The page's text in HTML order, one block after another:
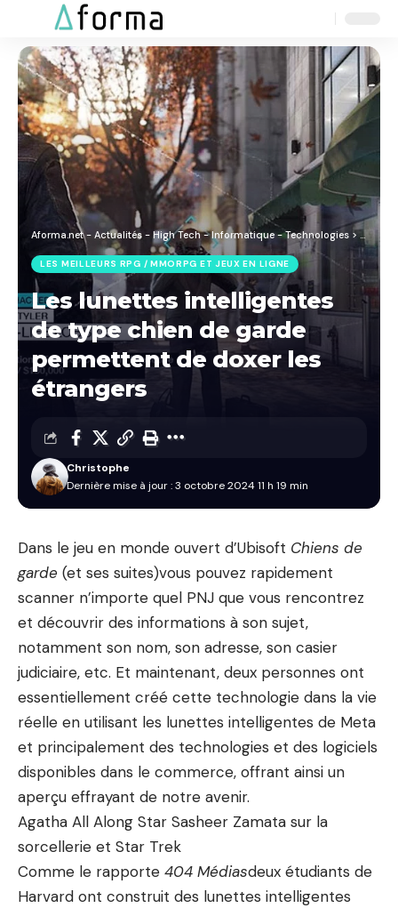
Resizer
Aforma.net - Actualités - High Tech - Informatique - Technologies >Blog
LES MEILLEURS RPG / MMORPG ET JEUX EN LIGNE
Les lunettes intelligentes
de type chien de garde
permettent de doxer les
étrangers
Dernière mise à jour : 3 octobre 2024 11 h 19 min
Christophe
Dans le jeu en monde ouvert d’Ubisoft Chiens de
garde (et ses suites)vous pouvez rapidement
scanner n’importe quel PNJ que vous rencontrez
et découvrir des informations à son sujet,
notamment son nom, son adresse, son casier
judiciaire, etc. Et maintenant, deux personnes ont
essentiellement créé cette technologie dans la vie
réelle en utilisant les lunettes intelligentes de Meta
et principalement des technologies et des logiciels
disponibles dans le commerce, offrant ainsi un
aperçu effrayant de notre avenir.
Agatha All Along Star Sasheer Zamata sur la
sorcellerie et Star Trek
Comme le rapporte 404 Médiasdeux étudiants de
Harvard ont construit des lunettes intelligentes